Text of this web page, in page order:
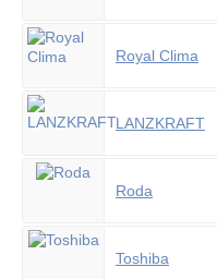
Royal Clima
LANZKRAFT
Roda
Toshiba